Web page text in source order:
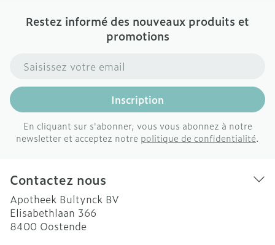
Restez informé des nouveaux produits et
promotions
Adresse mail
Inscription
En cliquant sur s'abonner, vous vous abonnez à notre
newsletter et acceptez notre politique de confidentialité.
Contactez nous
Apotheek Bultynck BV
Elisabethlaan 366
8400 Oostende